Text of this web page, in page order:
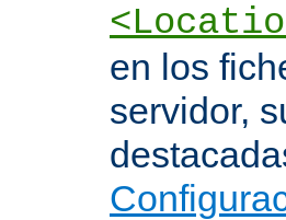
en los
servidor,